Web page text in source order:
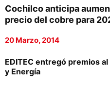
Proveedores
Canal Digital
Columnas de Opinión
Designaciones
Cochilco anticipa
precio del cobre para
20 Marzo, 2014
EDITEC entregó premios
y Energía